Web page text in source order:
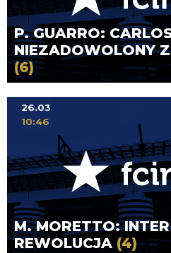
P. GUARRO:
NIEZADOWOLONY
(6)
M. MORETTO:
REWOLUCJA (4)
26.03
10:46